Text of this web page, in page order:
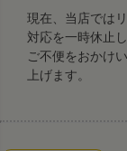
現在、当店では
対応を一時休止
ご不便をおかけ
上げます。